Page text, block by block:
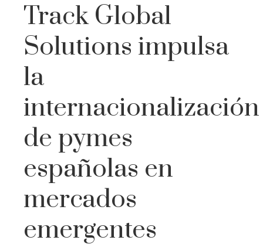
Track Global
Solutions impulsa
la
internacionalización
de pymes
españolas en
mercados
emergentes